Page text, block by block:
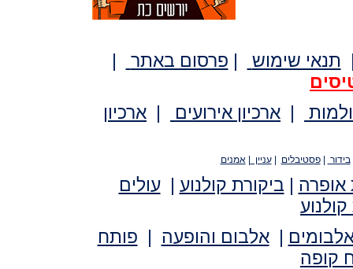
תנאי שימוש | פרסום באתר
|
| ארכיון אירועים | ארכיון
בידור |פסטיבלים |עניין |אמנים
אופרה | ביקורת קולנוע |עולים
קולנוע
|אלבום והופעה | פותח
קופה